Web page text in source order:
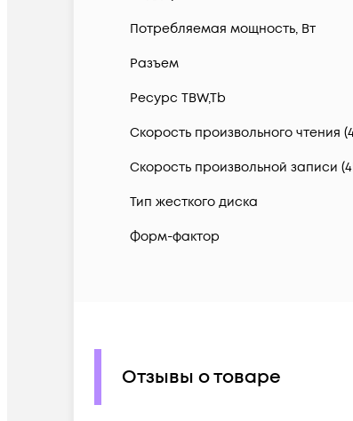
Потребляемая мощность, Вт
Разъем
Ресурс TBW,Tb
Скорость произвольного чтения
Скорость произвольной записи
Тип жесткого диска
Форм-фактор
Отзывы о товаре